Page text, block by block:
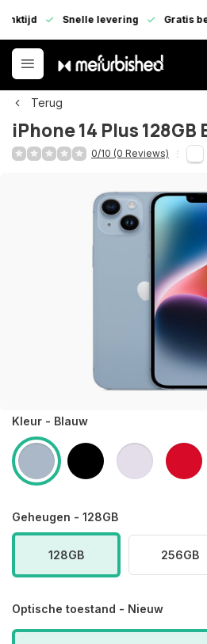
Snelle levering Gratis
Terug
iPhone 14 Plus 128GB
0/10 (0 Reviews)
Kleur - Blauw
Geheugen - 128GB
128GB 256GB
Optische toestand - Nieuw